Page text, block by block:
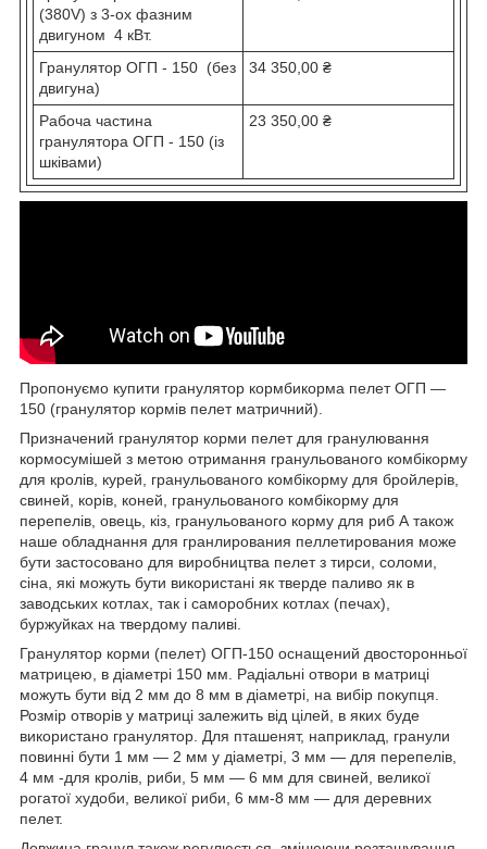
(380V) з 3-ох фазним
двигуном 4 кВт.
Гранулятор ОГП - 150 (без
двигуна)
34 350,00 ₴
Рaбоча частина
гранулятoра ОГП - 150 (із
шківами)
23 350,00 ₴
Пропонуємо купити гранулятор кормбикорма пелет ОГП ―
150 (гранулятор кормів пелет матричний).
Призначений гранулятор корми пелет для гранулювання
кормосумішей з метою отримання гранульованого комбікорму
для кролів, курей, гранульованого комбікорму для бройлерів,
свиней, корів, коней, гранульованого комбікорму для
перепелів, овець, кіз, гранульованого корму для риб А також
наше обладнання для гранлирования пеллетирования може
бути застосовано для виробництва пелет з тирси, соломи,
сіна, які можуть бути використані як тверде паливо як в
заводських котлах, так і саморобних котлах (печах),
буржуйках на твердому паливі.
Гранулятор корми (пелет) ОГП-150 оснащений двосторонньої
матрицею, в діаметрі 150 мм. Радіальні отвори в матриці
можуть бути від 2 мм до 8 мм в діаметрі, на вибір покупця.
Розмір отворів у матриці залежить від цілей, в яких буде
використано гранулятор. Для пташенят, наприклад, гранули
повинні бути 1 мм ― 2 мм у діаметрі, 3 мм ― для перепелів,
4 мм -для кролів, риби, 5 мм ― 6 мм для свиней, великої
рогатої худоби, великої риби, 6 мм-8 мм ― для деревних
пелет.